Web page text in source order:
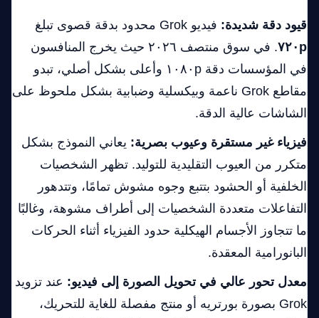
قيود دقة شديدة: فيديو Grok محدود بدقة قصوى تبلغ
٧٢٠p
. في سوق منتصف ٢٠٢٦ حيث يخرج المنافسون
في المؤسسات دقة ١٠٨٠p وأعلى بشكل أصلي، تبدو
مقاطع Grok ناعمة وبيكسلية وضبابية بشكل ملحوظ على
الشاشات عالية الدقة.
فيزياء غير مستقرة وعيوب بصرية: يعاني النموذج بشكل
متكرر من العيوب التقليدية للتوليد. تظهر الشخصيات
الخلفية أو الحشود بتتبع وجوه مشوش تمامًا، وتتدهور
التفاعلات متعددة الشخصيات إلى أطراف مشوهة، وغالبًا
ما تتجاوز الأجسام الهيكلية حدود الفيزياء أثناء الحركات
البانورامية المعقدة.
معدل تحور عالي في تحويل الصورة إلى فيديو: عند تزويد
Grok بصورة بورتريه أو منتج مفصلة للغاية للتحريك،